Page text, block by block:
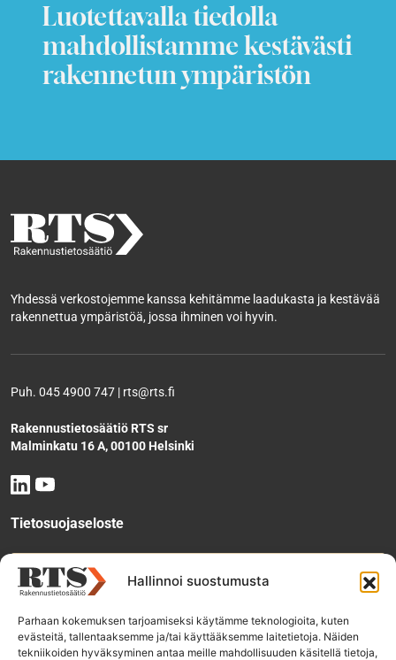
Hallinnoi suostumusta
Parhaan kokemuksen tarjoamiseksi käytämme teknologioita, kuten
evästeitä, tallentaaksemme ja/tai käyttääksemme laitetietoja. Näiden
tekniikoiden hyväksyminen antaa meille mahdollisuuden käsitellä tietoja,
Luotettavalla tiedolla
mahdollistamme kestävästi
rakennetun ympäristön
Yhdessä verkostojemme kanssa kehitämme laadukasta ja kestävää
rakennettua ympäristöä, jossa ihminen voi hyvin.
Puh. 045 4900 747 | rts@rts.fi
Rakennustietosäätiö RTS sr
Malminkatu 16 A, 00100 Helsinki
Tietosuojaseloste
Tee käyttölupahakemus
Tilaa uutiskirje